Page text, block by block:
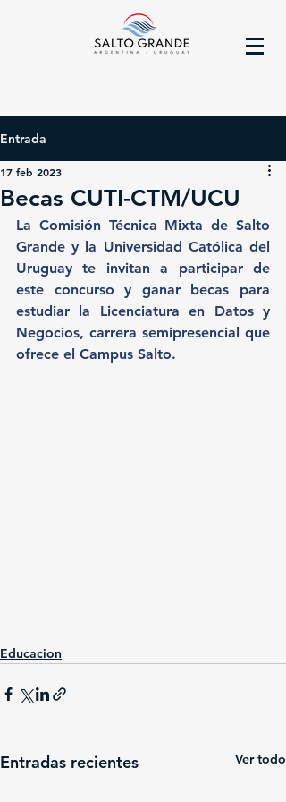
Entrada
Becas CUTI-CTM/UCU
17 feb 2023
La Comisión Técnica Mixta de Salto
Grande y la Universidad Católica del
Uruguay te invitan a participar de
este concurso y ganar becas para
estudiar la Licenciatura en Datos y
Negocios, carrera semipresencial que
ofrece el Campus Salto.
Educacion
Entradas recientes Ver todo